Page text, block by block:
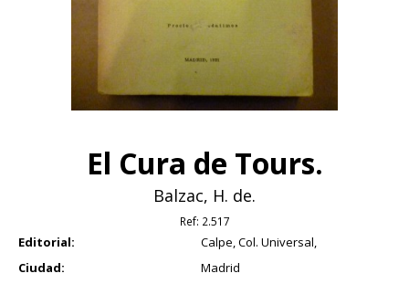
El Cura de Tours.
Balzac, H. de.
Ref: 2.517
Editorial:
Calpe, Col. Universal,
Ciudad:
Madrid